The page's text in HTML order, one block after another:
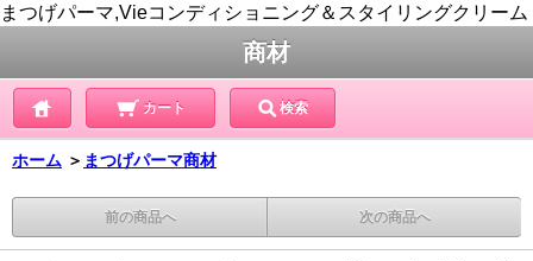
まつげパーマ,Vieコンディショニング＆スタイリングクリーム
商材
カート 検索
ホーム ＞ まつげパーマ商材
前の商品へ 次の商品へ